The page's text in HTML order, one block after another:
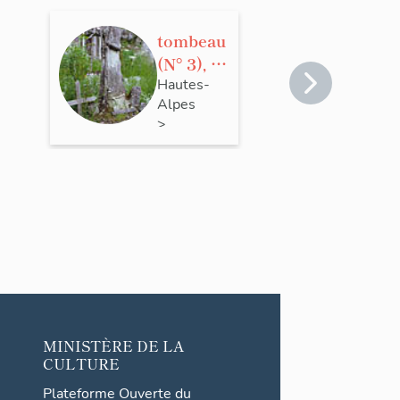
tombeau
(N° 3), de
Pierre
Ollivier
Hautes-
Alpes
>
La Motte-
MINISTÈRE DE LA
CULTURE
Plateforme Ouverte du